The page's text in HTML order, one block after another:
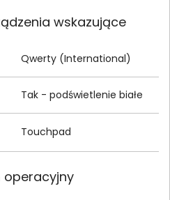
wskazujące
Qwerty (International)
Tak - podświetlenie białe
Touchpad
operacyjny